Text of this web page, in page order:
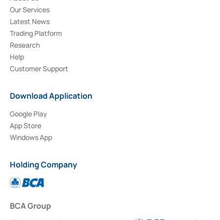
Our Services
Latest News
Trading Platform
Research
Help
Customer Support
Download Application
Google Play
App Store
Windows App
Holding Company
BCA Group